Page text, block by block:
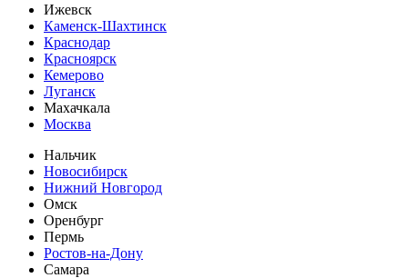
Ижевск
Каменск-Шахтинск
Краснодар
Красноярск
Кемерово
Луганск
Махачкала
Москва
Нальчик
Новосибирск
Нижний Новгород
Омск
Оренбург
Пермь
Ростов-на-Дону
Самара